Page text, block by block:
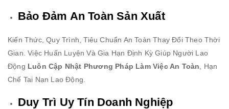
Bảo Đảm An Toàn Sản Xuất
Kiến Thức, Quy Trình, Tiêu Chuẩn An Toàn Thay Đổi Theo Thời
Gian. Việc Huấn Luyện Và Gia Hạn Định Kỳ Giúp Người Lao
Động Luôn Cập Nhật Phương Pháp Làm Việc An Toàn, Hạn
Chế Tai Nạn Lao Động.
Duy Trì Uy Tín Doanh Nghiệp